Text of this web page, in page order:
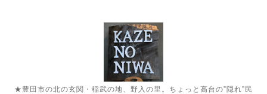
★豊田市の北の玄関・稲武の地、野入の里。ちょっと高台の”隠れ”民